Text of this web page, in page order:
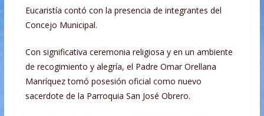
Eucaristía contó con la presencia de integrantes del
Concejo Municipal.
Con significativa ceremonia religiosa y en un ambiente
de recogimiento y alegría, el Padre Omar Orellana
Manríquez tomó posesión oficial como nuevo
sacerdote de la Parroquia San José Obrero.